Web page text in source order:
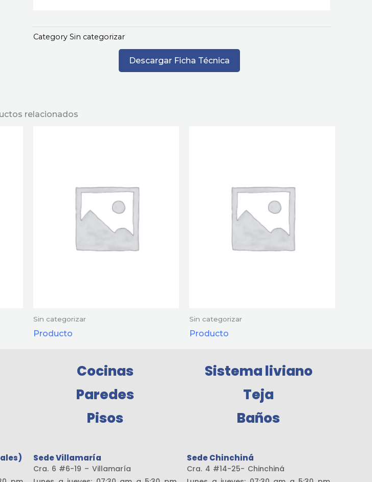
Category Sin categorizar
Descargar Ficha Técnica
relacionados
Sin categorizar
Producto
Sin categorizar
Producto
Cocinas
Paredes
Pisos
Sistema liviano
Teja
Baños
Sede Villamaría
Cra. 6 #6-19 – Villamaría
Sede Chinchiná
Cra. 4 #14-25- Chinchiná